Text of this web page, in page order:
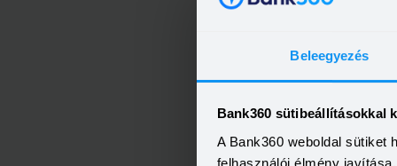
Beleegyezés
Bank360 sütibeállításokkal
A Bank360 weboldal sütiket
felhasználói élmény